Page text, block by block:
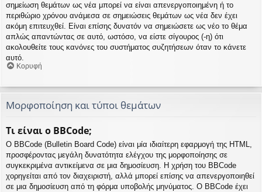
σημείωση θεμάτων ως νέα μπορεί να είναι απενεργοποιημένη ή το
περιθώριο χρόνου ανάμεσα σε σημειώσεις θεμάτων ως νέα δεν έχει
ακόμη επιτευχθεί. Είναι επίσης δυνατόν να σημειώσετε ως νέο το θέμα
απλώς απαντώντας σε αυτό, ωστόσο, να είστε σίγουρος (-η) ότι
ακολουθείτε τους κανόνες του συστήματος συζητήσεων όταν το κάνετε
αυτό.
Κορυφή
Μορφοποίηση και τύποι θεμάτων
Τι είναι ο BBCode;
Ο BBCode (Bulletin Board Code) είναι μία ιδιαίτερη εφαρμογή της HTML,
προσφέροντας μεγάλη δυνατότητα ελέγχου της μορφοποίησης σε
συγκεκριμένα αντικείμενα σε μια δημοσίευση. Η χρήση του BBCode
χορηγείται από τον διαχειριστή, αλλά μπορεί επίσης να απενεργοποιηθεί
σε μια δημοσίευση από τη φόρμα υποβολής μηνύματος. Ο BBCode έχει